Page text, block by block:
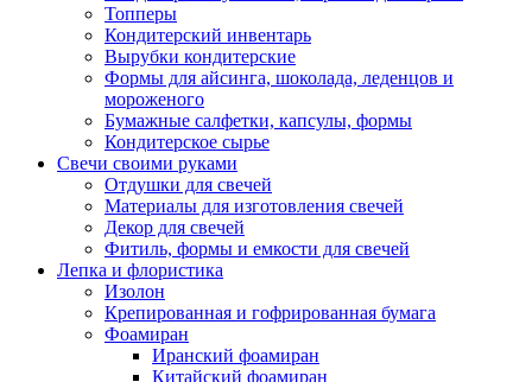
Топперы
Кондитерский инвентарь
Вырубки кондитерские
Формы для айсинга, шоколада, леденцов и
мороженого
Бумажные салфетки, капсулы, формы
Кондитерское сырье
Свечи своими руками
Отдушки для свечей
Материалы для изготовления свечей
Декор для свечей
Фитиль, формы и емкости для свечей
Лепка и флористика
Изолон
Крепированная и гофрированная бумага
Фоамиран
Иранский фоамиран
Китайский фоамиран